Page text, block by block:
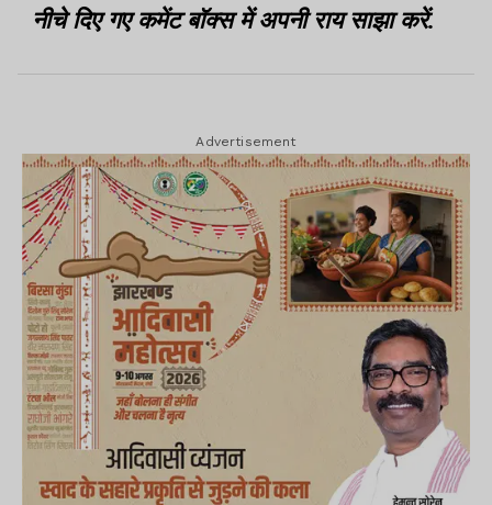
नीचे दिए गए कमेंट बॉक्स में अपनी राय साझा करें.
Advertisement